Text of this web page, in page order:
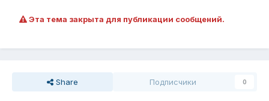
Эта тема закрыта для публикации сообщений.
Share Подписчики 0